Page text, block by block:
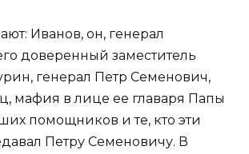
Иванов, он, генерал
доверенный заместитель
генерал Петр Семенович,
мафия в лице ее главаря Папы
помощников и те, кто эти
Петру Семеновичу. В